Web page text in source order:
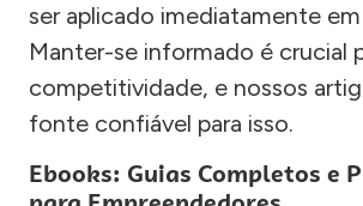
ser aplicado imediatamente em
Manter-se informado é crucial
competitividade, e nossos
fonte confiável para isso.
Ebooks: Guias Completos e